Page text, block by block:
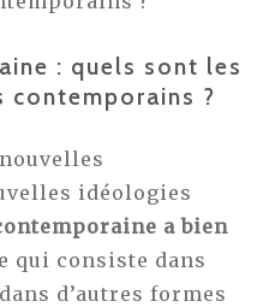
: quels sont les
contemporains ?
idéologies
a bien
qui consiste dans
d’autres formes